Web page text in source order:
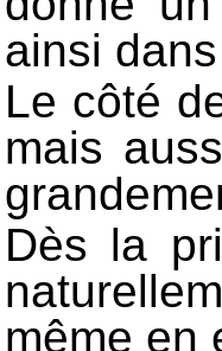
ainsi
Le côté
mais
Dès la
même en